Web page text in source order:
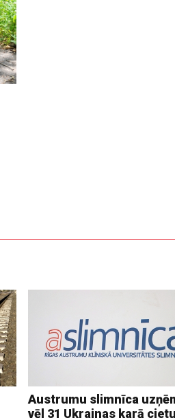
Austrumu slimnīca
vēl 31 Ukrainas karā